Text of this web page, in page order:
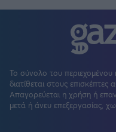
Το σύνολο του
διατίθεται στους
Απαγορεύεται η χρήση ή
μετά ή άνευ επεξεργασίας,